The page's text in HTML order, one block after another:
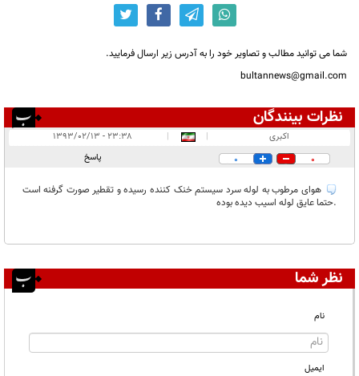
شما می توانید مطالب و تصاویر خود را به آدرس زیر ارسال فرمایید.
bultannews@gmail.com
نظرات بینندگان
در انتظار بررسی:
اکبری |
|
۲۳:۳۸ - ۱۳۹۳/۰۲/۱۳
0
0 پاسخ
هوای مرطوب به لوله سرد سیستم خنک کننده رسیده و تقطیر صورت گرفنه است
.حتما عایق لوله اسیب دیده بوده
نظر شما
نام
ایمیل